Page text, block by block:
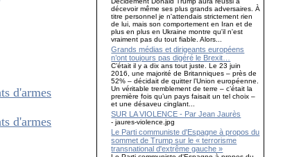
décevoir même ses plus grands adversaires. À
titre personnel je n'attendais strictement rien
de lui, mais son comportement en Iran et de
plus en plus en Ukraine montre qu'il n'est
vraiment pas du tout fiable. Alors...
Grands médias et dirigeants européens
n’ont toujours pas digéré le Brexit…
C’était il y a dix ans tout juste. Le 23 juin
2016, une majorité de Britanniques – près de
52% – décidait de quitter l’Union européenne.
Un véritable tremblement de terre – c’était la
première fois qu’un pays faisait un tel choix –
et une désaveu cinglant...
SUR LA VIOLENCE - Par Jean Jaurès
- jaures-violence.jpg
Le Parti communiste d'Espagne à propos du
sommet de Trump sur le « terrorisme
transnational d'extrême gauche »